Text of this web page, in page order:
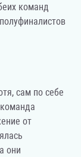
команд
сам по себе
от
они